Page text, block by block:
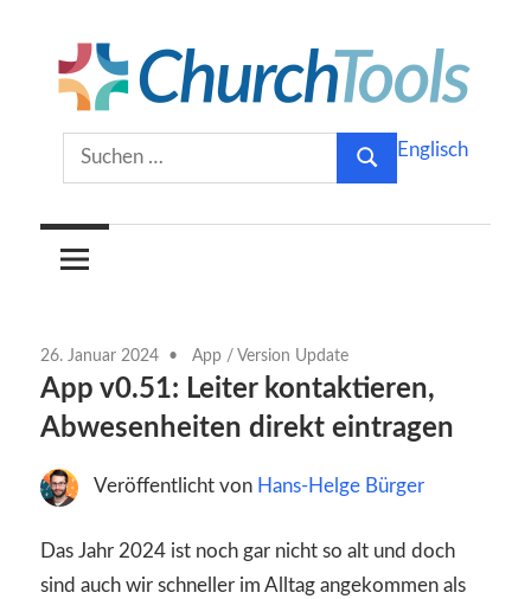
Inhalt
springen
ChurchTools
Blog
(Deutsch)
KircheSuchen
nach:
Suchen
Englisch
26. Januar 2024 App / Version Update
App v0.51: Leiter kontaktieren,
Abwesenheiten direkt eintragen
Veröffentlicht von Hans-Helge Bürger
Das Jahr 2024 ist noch gar nicht so alt und doch
sind auch wir schneller im Alltag angekommen als